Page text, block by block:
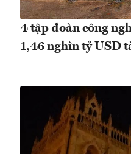
4 tập đoàn công
1,46 nghìn tỷ USD